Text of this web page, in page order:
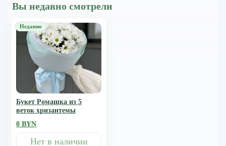
Вы недавно смотрели
Букет Ромашка из 5
веток хризантемы
0 BYN
Нет в наличии